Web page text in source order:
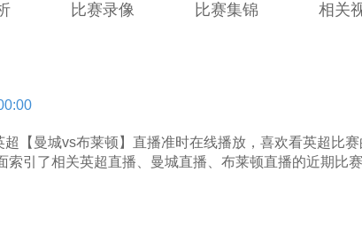
比赛录像 比赛集锦 相关
【曼城vs布莱顿】直播准时在线播放，喜欢看英超比
引了相关英超直播、曼城直播、布莱顿直播的近期比